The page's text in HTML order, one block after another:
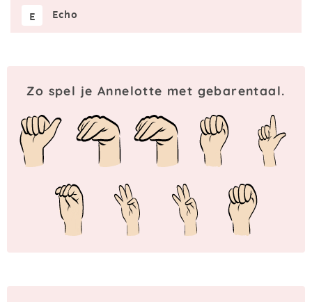
E Echo
Zo spel je Annelotte met gebarentaal.